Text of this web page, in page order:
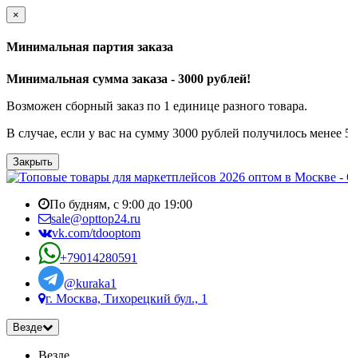
×
Минимальная партия заказа
Минимальная сумма заказа - 3000 рублей!
Возможен сборный заказ по 1 единице разного товара.
В случае, если у вас на сумму 3000 рублей получилось
Закрыть
По будням, с 9:00 до 19:00
sale@opttop24.ru
vk.com/tdooptom
+79014280591
@kuraka1
г. Москва, Тихорецкий бул., 1
Везде
Везде